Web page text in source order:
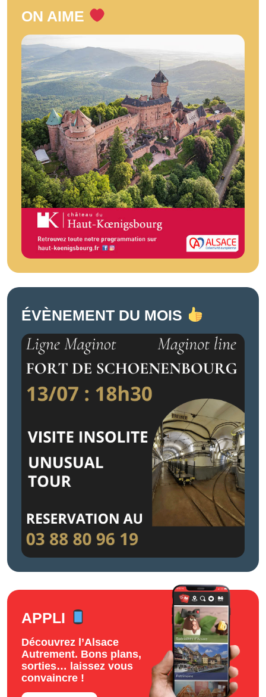
ON AIME
ÉVÈNEMENT DU MOIS
APPLI
Découvrez l’Alsace
Autrement. Bons plans,
sorties… laissez vous
convaincre !